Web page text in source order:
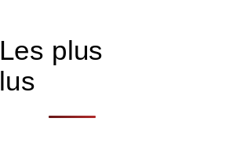
Les plus
lus